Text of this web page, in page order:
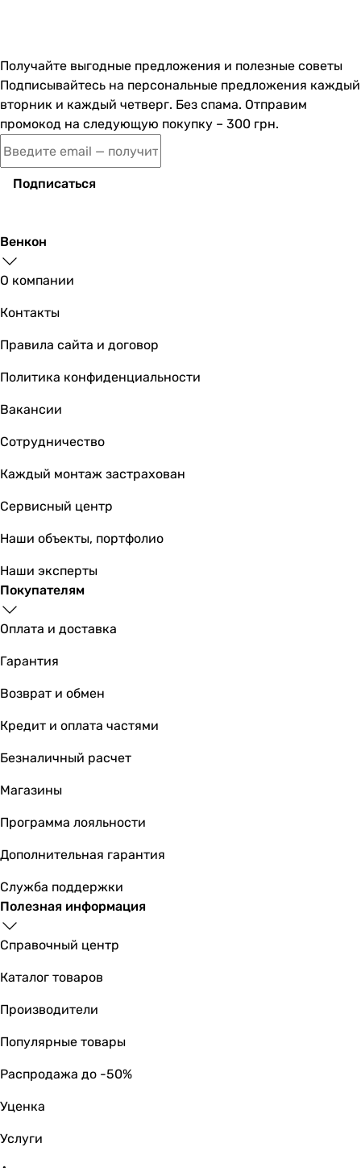
7 653 Купить
Fjord FRO-6-
6 800грн
11 768 грн
20 734
Основные характеристики
Тип фильтра для воды
обратный осмос
обратный осмос
обратный осмос
обратный осмос
обратный осмос
обратный осмос
обратный осмос
Качество очистки
-
-
-
98 %
98 %
98 %
-
Получайте выгодные предложения и полезные советы
Подписывайтесь на персональные предложения каждый
вторник и каждый четверг. Без спама. Отправим
промокод на следующую покупку – 300 грн.
Подписаться
Венкон
О компании
Контакты
Правила сайта и договор
Политика конфиденциальности
Вакансии
Сотрудничество
Каждый монтаж застрахован
Сервисный центр
Наши объекты, портфолио
Наши эксперты
Покупателям
Оплата и доставка
Гарантия
Возврат и обмен
Кредит и оплата частями
Безналичный расчет
Магазины
Программа лояльности
Дополнительная гарантия
Служба поддержки
Полезная информация
Справочный центр
Каталог товаров
Производители
Популярные товары
Распродажа до -50%
Уценка
Услуги